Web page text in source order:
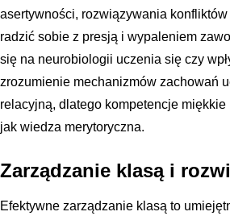
asertywności, rozwiązywania
radzić sobie z presją i wypaleniem
się na neurobiologii uczenia się czy
zrozumienie mechanizmów zachowań
relacyjną, dlatego kompetencje
jak wiedza merytoryczna.
Zarządzanie klasą i
Efektywne zarządzanie klasą to